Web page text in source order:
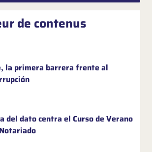
de contenus
la primera barrera frente al
del dato centra el Curso de Verano